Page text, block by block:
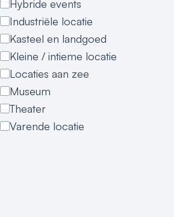
Hybride events
Industriële locatie
Kasteel en landgoed
Kleine / intieme locatie
Locaties aan zee
Museum
Theater
Varende locatie